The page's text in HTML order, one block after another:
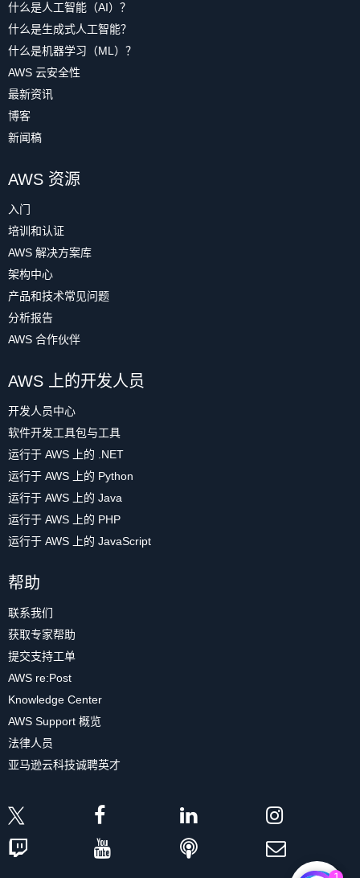
什么是人工智能（AI）？
什么是生成式人工智能？
什么是机器学习（ML）？
AWS 云安全性
最新资讯
博客
新闻稿
AWS 资源
入门
培训和认证
AWS 解决方案库
架构中心
产品和技术常见问题
分析报告
AWS 合作伙伴
AWS 上的开发人员
开发人员中心
软件开发工具包与工具
运行于 AWS 上的 .NET
运行于 AWS 上的 Python
运行于 AWS 上的 Java
运行于 AWS 上的 PHP
运行于 AWS 上的 JavaScript
帮助
联系我们
获取专家帮助
提交支持工单
AWS re:Post
Knowledge Center
AWS Support 概览
法律人员
亚马逊云科技诚聘英才